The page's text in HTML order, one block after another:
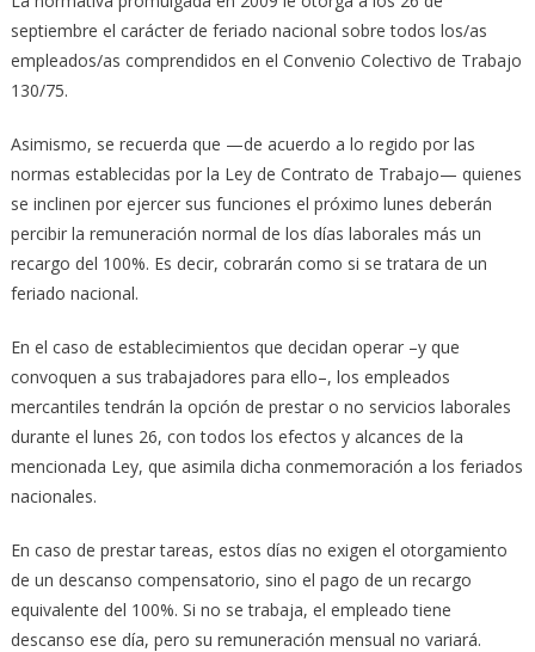
septiembre el carácter de feriado nacional sobre todos los/as
empleados/as comprendidos en el Convenio Colectivo de Trabajo
130/75.
Asimismo, se recuerda que —de acuerdo a lo regido por las
normas establecidas por la Ley de Contrato de Trabajo— quienes
se inclinen por ejercer sus funciones el próximo lunes deberán
percibir la remuneración normal de los días laborales más un
recargo del 100%. Es decir, cobrarán como si se tratara de un
feriado nacional.
En el caso de establecimientos que decidan operar –y que
convoquen a sus trabajadores para ello–, los empleados
mercantiles tendrán la opción de prestar o no servicios laborales
durante el lunes 26, con todos los efectos y alcances de la
mencionada Ley, que asimila dicha conmemoración a los feriados
nacionales.
En caso de prestar tareas, estos días no exigen el otorgamiento
de un descanso compensatorio, sino el pago de un recargo
equivalente del 100%. Si no se trabaja, el empleado tiene
descanso ese día, pero su remuneración mensual no variará.